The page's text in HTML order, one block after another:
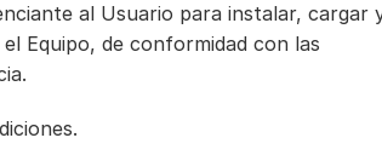
al Usuario para instalar, cargar
Equipo, de conformidad con las